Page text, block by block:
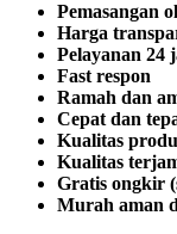
Pemasangan
Harga
Pelayanan 24
Fast respon
Ramah dan
Cepat dan
Kualitas
Kualitas
Gratis ongkir
Murah aman